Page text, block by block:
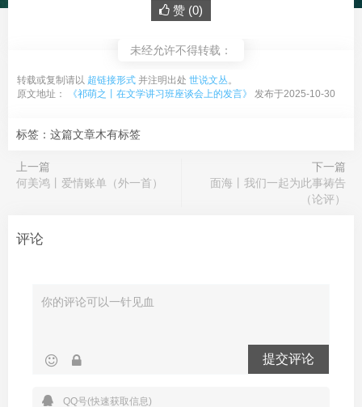
赞 (0)
未经允许不得转载：
转载或复制请以 超链接形式 并注明出处 世说文丛。
原文地址：
《祁萌之丨在文学讲习班座谈会上的发言》 发布于2025-10-30
标签：这篇文章木有标签
上一篇
何美鸿丨爱情账单（外一首）
下一篇
面海丨我们一起为此事祷告
（论评）
评论
提交评论